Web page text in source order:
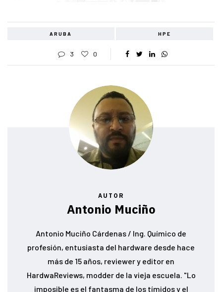
ARUBA HPE
3 0
AUTOR
Antonio Muciño
Antonio Muciño Cárdenas / Ing. Químico de
profesión, entusiasta del hardware desde hace
más de 15 años, reviewer y editor en
HardwaReviews, modder de la vieja escuela. "Lo
imposible es el fantasma de los tímidos y el